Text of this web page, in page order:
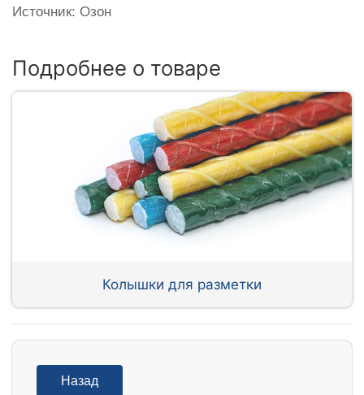
Источник: Озон
Подробнее о товаре
Колышки для разметки
Назад